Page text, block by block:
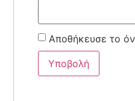
Αποθήκευσε το